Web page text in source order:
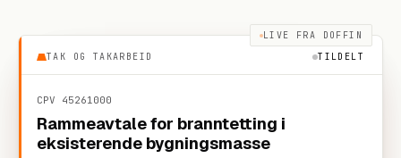
LIVE FRA DOFFIN
TAK OG TAKARBEID
TILDELT
CPV 45261000
Rammeavtale for branntetting i
eksisterende bygningsmasse